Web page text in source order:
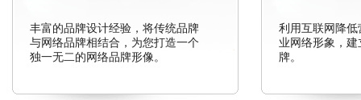
丰富的品牌设计经验，将传统品牌
与网络品牌相结合，为您打造一个
独一无二的网络品牌形像。
利用互联网降
业网络形象，
牌。